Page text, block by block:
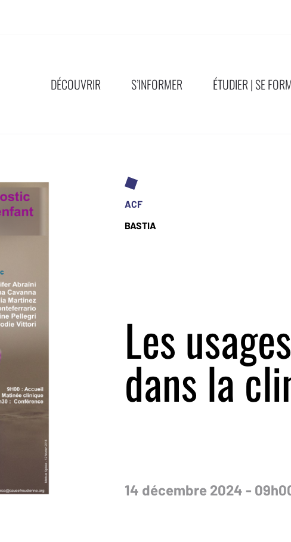
DÉCOUVRIR S’INFORMER ÉTUDIER | SE
ACF
BASTIA
Les
dans la
14 décembre 2024 -